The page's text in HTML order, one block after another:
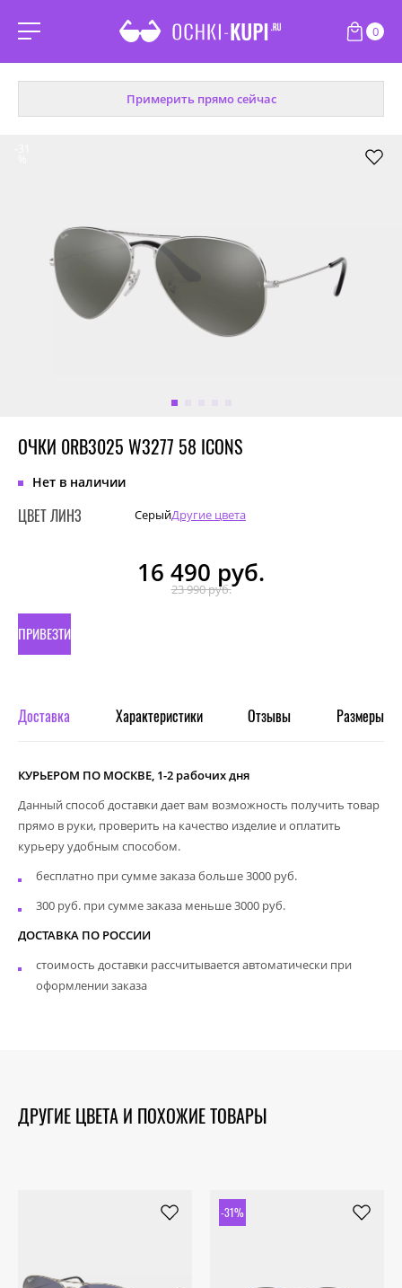
0
Примерить прямо сейчас
ОЧКИ 0RB3025 W3277 58 ICONS
Нет в наличии
ЦВЕТ ЛИНЗ СерыйДругие цвета
16 490 руб.
23 990 руб.
ПРИВЕЗТИ
ЗАКАЗ
Доставка Характеристики Отзывы Размеры
КУРЬЕРОМ ПО МОСКВЕ, 1-2 рабочих дня
Данный способ доставки дает вам возможность получить товар
прямо в руки, проверить на качество изделие и оплатить
курьеру удобным способом.
бесплатно при сумме заказа больше 3000 руб.
300 руб. при сумме заказа меньше 3000 руб.
ДОСТАВКА ПО РОССИИ
стоимость доставки рассчитывается автоматически при
оформлении заказа
ДРУГИЕ ЦВЕТА И ПОХОЖИЕ ТОВАРЫ
-31%